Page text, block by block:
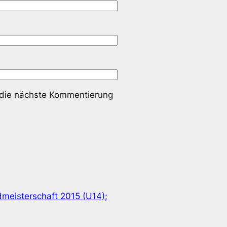
nächste Kommentierung
2015 (U14);